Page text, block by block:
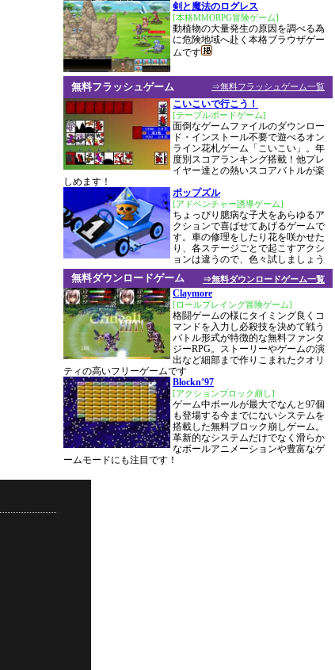
剣と魔法のログレス
[本格MMORPG冒険ゲーム]
動植物の大量発生の原因を調べる為
に危険地域へ赴く本格ブラウザゲー
ムです
⇒無料フラッシュゲーム一覧
無料フラッシュゲーム
こいこいで行こう！
[テーブルボードゲーム]
面倒なゲームファイルのダウンロー
ド・インストール不要で遊べるオン
ライン花札ゲーム「こいこい」。年
度別スコアランキング搭載！他プレ
イヤー達との熱いスコアバトルが楽
しめます！
ポップズル
[アドベンチャー誘導ゲーム]
ちょっぴり臆病な子犬をあらゆるア
クションで喜ばせてあげるゲームで
す。車の修理をしたり花を咲かせた
り、各ステージごとで起こすアクシ
ョンは違うので、色々試しましょう
⇒無料ダウンロードゲーム一覧
無料ダウンロードゲーム
Claymore
[ロールプレイング冒険ゲーム]
格闘ゲームの様にタイミング良くコ
マンドを入力し必殺技を決めて戦う
バトル形式が特徴的な無料ファンタ
ジーRPG。ストーリーやゲームの演
出など細部まで作りこまれたクオリ
ティの高いフリーゲームです
Blockn’97
[アクションブロック崩し]
ゲーム中ボールが最大でなんと97個
も登場する今までにないシステムを
搭載した無料ブロック崩しゲーム。
革新的なシステムだけでなく滑らか
なボールアニメーションや豊富なゲ
ームモードにも注目です！